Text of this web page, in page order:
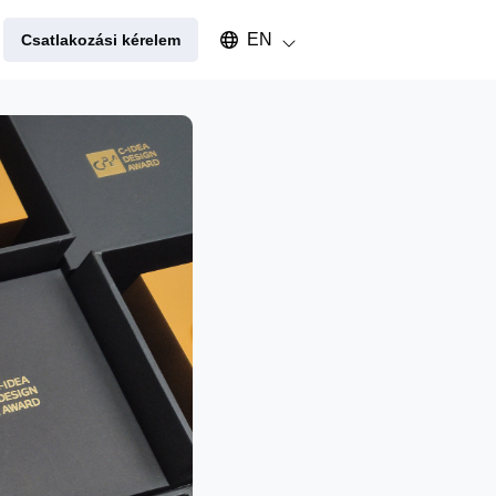
Csatlakozási kérelem Select an available language
EN